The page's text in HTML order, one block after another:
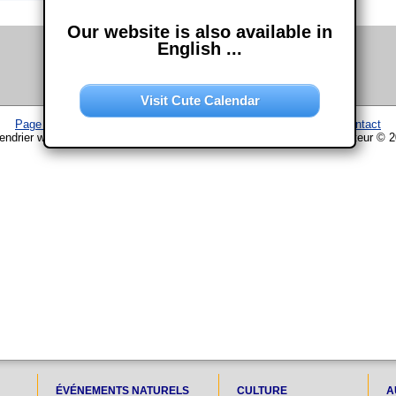
Page d'accueil
Contact
www.chouette-calendrier.com • 7. Septembre 2024 – droit d'auteur ©
ÉVÉNEMENTS NATURELS CULTURE
Our website is also available in
English ...
Visit Cute Calendar